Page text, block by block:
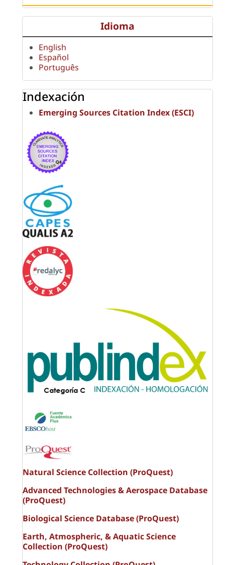
Idioma
English
Español
Português
Indexación
Emerging Sources Citation Index (ESCI)
Natural Science Collection (ProQuest)
Advanced Technologies & Aerospace Database
(ProQuest)
Biological Science Database (ProQuest)
Earth, Atmospheric, & Aquatic Science
Collection (ProQuest)